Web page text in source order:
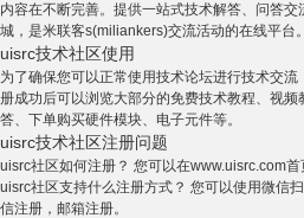
内容在不断完善。提供一站式技术解答、问答
城，是米联客s(miliankers)交流活动的在线平台。
uisrc技术社区使用
为了确保您可以正常使用技术论坛进行技术交
册成功后可以浏览大部分的免费技术教程、视
答、下单购买硬件模块、电子元件等。
uisrc技术社区注册问题
uisrc社区如何注册？ 您可以在www.uisrc.com首
uisrc社区支持什么注册方式？ 您可以使用微信
信注册，邮箱注册。